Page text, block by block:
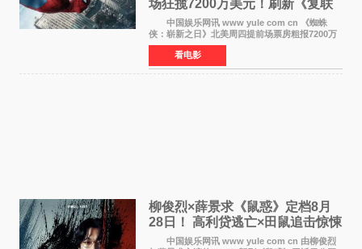
场狂揽7200万美元！刷新《复联
4》保持影史纪录
中国娱乐网讯 www yule com cn 《蜘蛛
侠：崭新之日》北美周四提前场票房粗报7200万
美元，创下影史单片北美提前场票房新纪录——
此前该纪录由《复仇者联盟4：终局之战》的6000
万美元保持，本
看电影
柳俊烈×薛景求《鼠惑》定档8月
28日！ 高利贷逃亡×田鼠追击惊悚
来袭
中国娱乐网讯 www yule com cn 由柳俊烈